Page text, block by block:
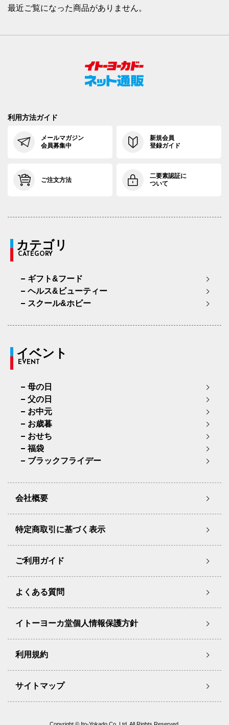
最近ご覧になった商品がありません。
利用方法ガイド
メールマガジン
会員募集中
新規会員
登録ガイド
ご注文方法
二要素認証に
ついて
カテゴリ
CATEGORY
ギフト&フード
ヘルス&ビューティー
スクール&ホビー
イベント
EVENT
母の日
父の日
お中元
お歳暮
おせち
福袋
ブラックフライデー
会社概要
特定商取引に基づく表示
ご利用ガイド
よくある質問
イトーヨーカ堂個人情報保護方針
利用規約
サイトマップ